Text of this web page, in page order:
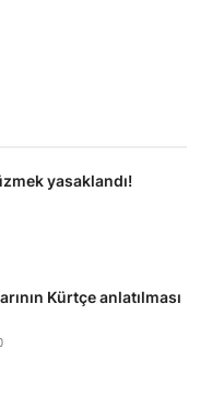
yasaklandı!
Kürtçe anlatılması